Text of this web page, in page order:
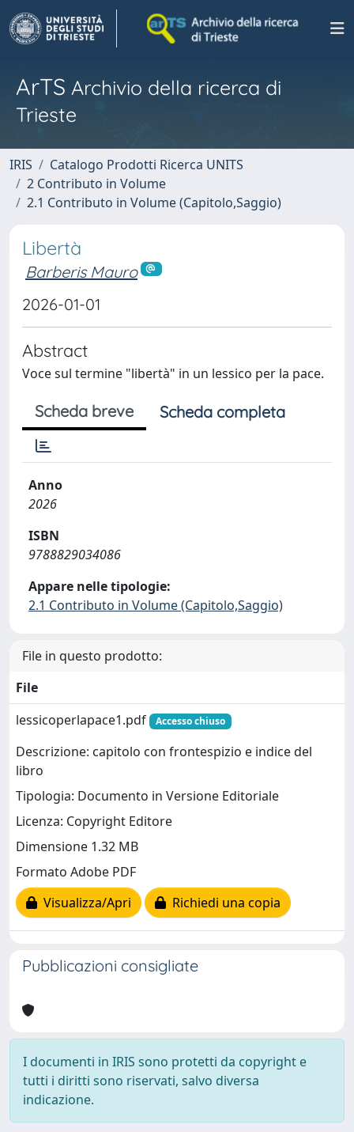
ArTS Archivio della ricerca di
Trieste
IRIS
Catalogo Prodotti Ricerca UNITS
2 Contributo in Volume
2.1 Contributo in Volume (Capitolo,Saggio)
Libertà
Barberis Mauro
2026-01-01
Abstract
Voce sul termine "libertà" in un lessico per la pace.
Scheda breve Scheda completa
Anno
2026
ISBN
9788829034086
Appare nelle tipologie:
2.1 Contributo in Volume (Capitolo,Saggio)
File in questo prodotto:
File
lessicoperlapace1.pdf
Accesso chiuso
Descrizione: capitolo con frontespizio e indice del
libro
Tipologia: Documento in Versione Editoriale
Licenza: Copyright Editore
Dimensione 1.32 MB
Formato Adobe PDF
Visualizza/Apri
Richiedi una copia
Pubblicazioni consigliate
I documenti in IRIS sono protetti da copyright e
tutti i diritti sono riservati, salvo diversa
indicazione.